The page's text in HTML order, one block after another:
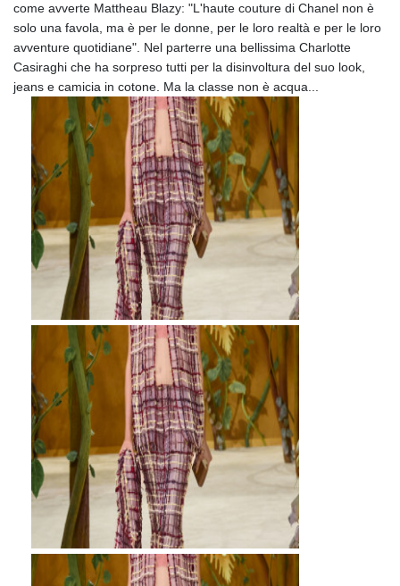
come avverte Mattheau Blazy: "L'haute couture di Chanel non è
solo una favola, ma è per le donne, per le loro realtà e per le loro
avventure quotidiane". Nel parterre una bellissima Charlotte
Casiraghi che ha sorpreso tutti per la disinvoltura del suo look,
jeans e camicia in cotone. Ma la classe non è acqua...